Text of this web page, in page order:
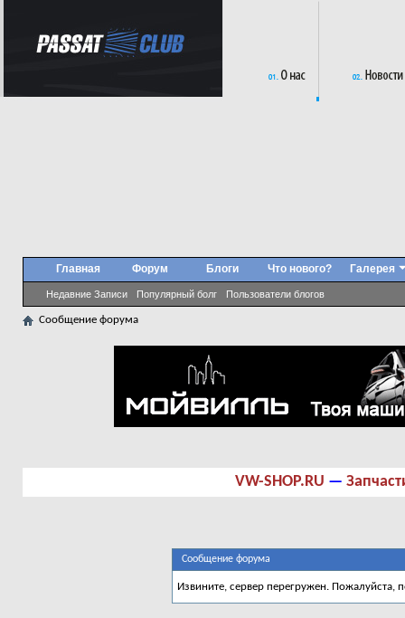
Главная Форум Блоги
Недавние Записи Популярный болг Пользователи блогов
Что нового? Галерея
Сообщение форума
VW-SHOP.RU —
Сообщение форума
Извините, сервер перегружен. Пожалуйста,